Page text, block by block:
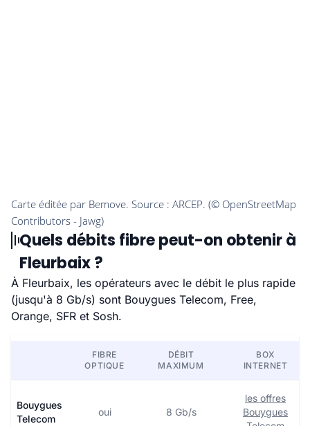
Quels débits fibre peut-on obtenir à
Fleurbaix ?
À Fleurbaix, les opérateurs avec le débit le plus rapide
(jusqu'à 8 Gb/s) sont Bouygues Telecom, Free,
Orange, SFR et Sosh.
FIBRE
OPTIQUE
DÉBIT
MAXIMUM
BOX
INTERNET
Bouygues
Telecom
oui 8 Gb/s
les offres
Bouygues